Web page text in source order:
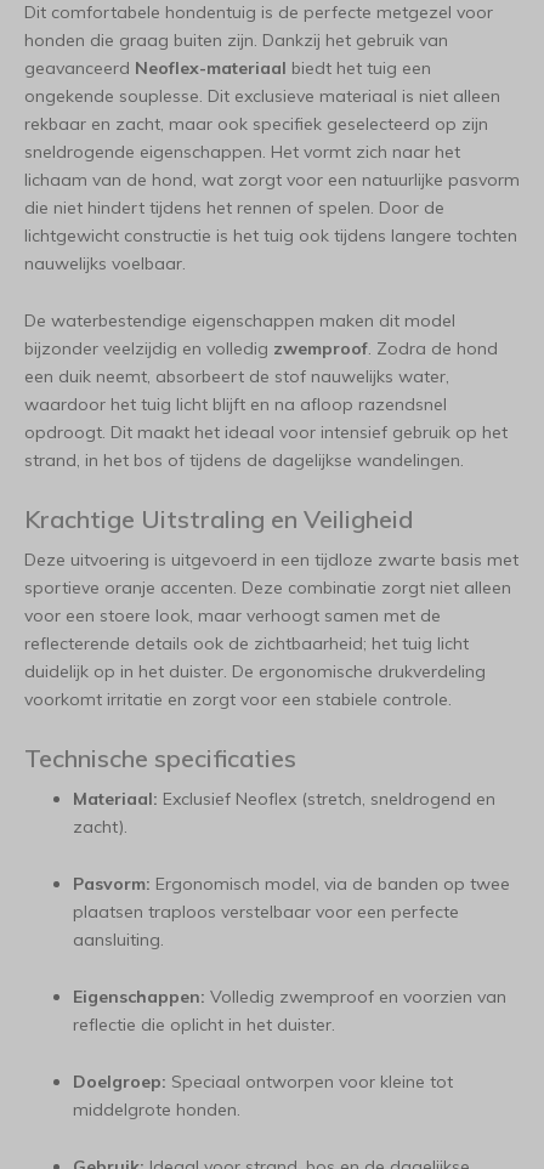
Dit comfortabele hondentuig is de perfecte metgezel voor
honden die graag buiten zijn. Dankzij het gebruik van
geavanceerd Neoflex-materiaal biedt het tuig een
ongekende souplesse. Dit exclusieve materiaal is niet alleen
rekbaar en zacht, maar ook specifiek geselecteerd op zijn
sneldrogende eigenschappen. Het vormt zich naar het
lichaam van de hond, wat zorgt voor een natuurlijke pasvorm
die niet hindert tijdens het rennen of spelen. Door de
lichtgewicht constructie is het tuig ook tijdens langere tochten
nauwelijks voelbaar.
De waterbestendige eigenschappen maken dit model
bijzonder veelzijdig en volledig zwemproof. Zodra de hond
een duik neemt, absorbeert de stof nauwelijks water,
waardoor het tuig licht blijft en na afloop razendsnel
opdroogt. Dit maakt het ideaal voor intensief gebruik op het
strand, in het bos of tijdens de dagelijkse wandelingen.
Krachtige Uitstraling en Veiligheid
Deze uitvoering is uitgevoerd in een tijdloze zwarte basis met
sportieve oranje accenten. Deze combinatie zorgt niet alleen
voor een stoere look, maar verhoogt samen met de
reflecterende details ook de zichtbaarheid; het tuig licht
duidelijk op in het duister. De ergonomische drukverdeling
voorkomt irritatie en zorgt voor een stabiele controle.
Technische specificaties
Materiaal: Exclusief Neoflex (stretch, sneldrogend en
zacht).
Pasvorm: Ergonomisch model, via de banden op twee
plaatsen traploos verstelbaar voor een perfecte
aansluiting.
Eigenschappen: Volledig zwemproof en voorzien van
reflectie die oplicht in het duister.
Doelgroep: Speciaal ontworpen voor kleine tot
middelgrote honden.